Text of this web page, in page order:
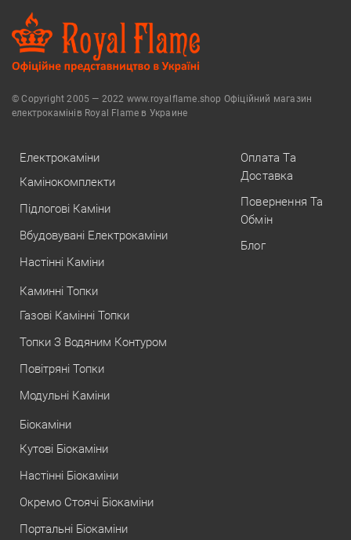
© Copyright 2005 — 2022 www.royalflame.shop Офіційний магазин
електрокамінів Royal Flame в Украине
Електрокаміни
Камінокомплекти
Підлогові Каміни
Вбудовувані Електрокаміни
Настінні Каміни
Каминні Топки
Газові Камінні Топки
Топки З Водяним Контуром
Повітряні Топки
Модульні Каміни
Біокаміни
Кутові Біокаміни
Настінні Біокаміни
Окремо Стоячі Біокаміни
Портальні Біокаміни
Оплата Та
Доставка
Повернення Та
Обмін
Блог